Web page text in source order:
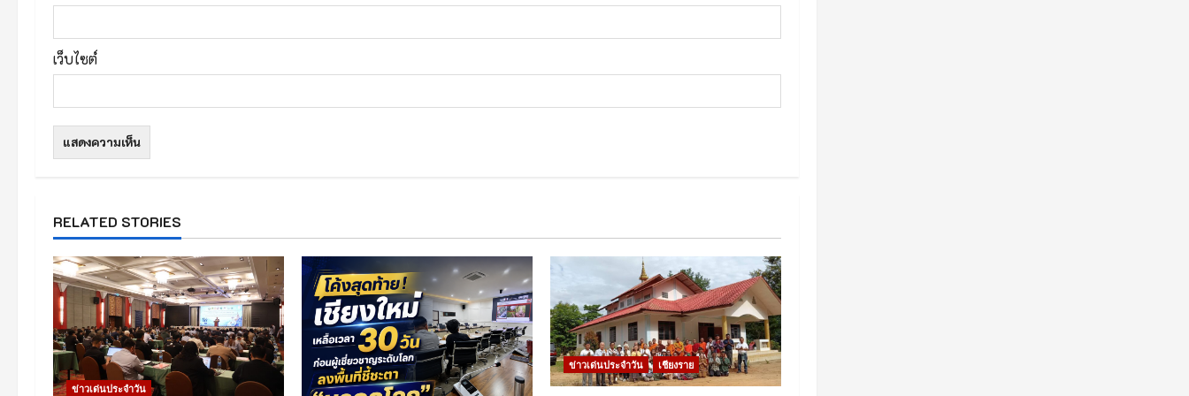
เว็บไซต์
RELATED STORIES
ข่าวเด่นประจำวัน
ข่าวเด่นประจำวัน เชียงราย